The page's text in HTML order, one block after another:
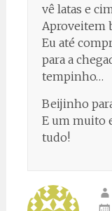
vê latas e
Aproveitem
Eu até
para a
tempinho…
Beijinho
E um muito
tudo!